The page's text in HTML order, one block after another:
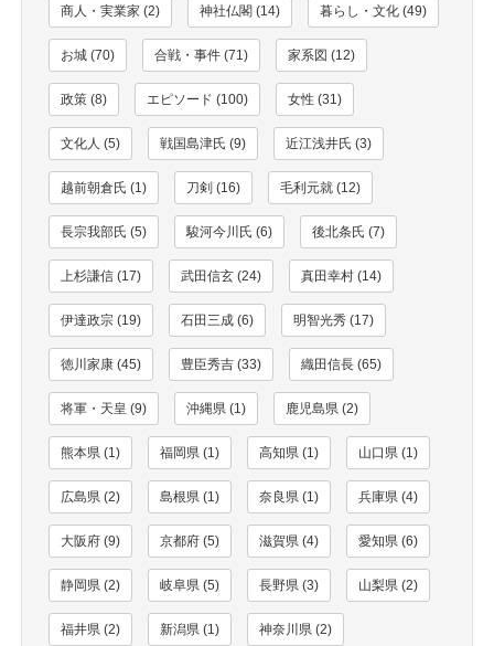
商人・実業家 (2) 神社仏閣 (14) 暮らし・文化 (49)
お城 (70) 合戦・事件 (71) 家系図 (12)
政策 (8) エピソード (100) 女性 (31)
文化人 (5) 戦国島津氏 (9) 近江浅井氏 (3)
越前朝倉氏 (1) 刀剣 (16) 毛利元就 (12)
長宗我部氏 (5) 駿河今川氏 (6) 後北条氏 (7)
上杉謙信 (17) 武田信玄 (24) 真田幸村 (14)
伊達政宗 (19) 石田三成 (6) 明智光秀 (17)
徳川家康 (45) 豊臣秀吉 (33) 織田信長 (65)
将軍・天皇 (9) 沖縄県 (1) 鹿児島県 (2)
熊本県 (1) 福岡県 (1) 高知県 (1) 山口県 (1)
広島県 (2) 島根県 (1) 奈良県 (1) 兵庫県 (4)
大阪府 (9) 京都府 (5) 滋賀県 (4) 愛知県 (6)
静岡県 (2) 岐阜県 (5) 長野県 (3) 山梨県 (2)
福井県 (2) 新潟県 (1) 神奈川県 (2)